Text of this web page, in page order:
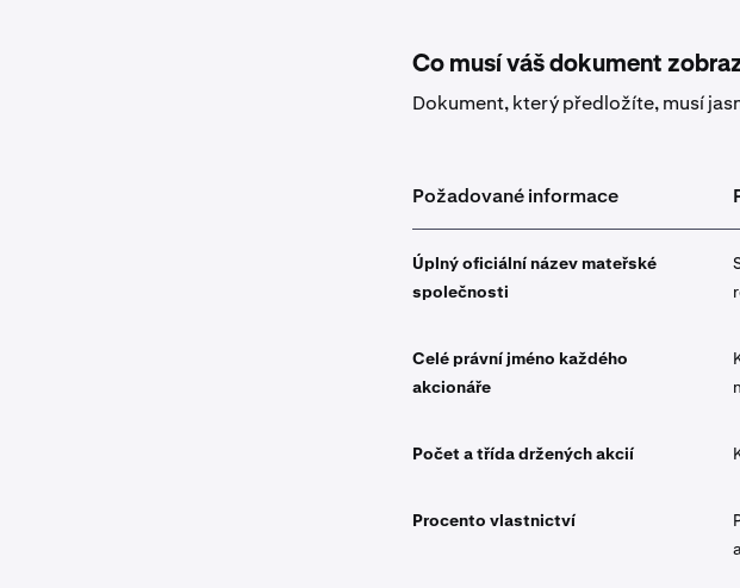
Co musí váš dokument
Dokument, který předložíte, musí
Požadované informace
Úplný oficiální název mateřské
společnosti
Celé právní jméno každého
akcionáře
Počet a třída držených akcií
Procento vlastnictví